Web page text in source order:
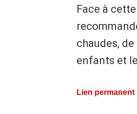
Face à
chaudes,
enfants et
Lien permanent